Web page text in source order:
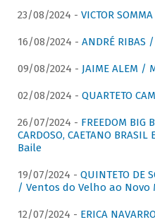
23/08/2024 - VICTOR
16/08/2024 - ANDRÉ
09/08/2024 - JAIME ALEM /
02/08/2024 - QUARTETO
26/07/2024 - FREEDOM BIG
CARDOSO, CAETANO
Baile
19/07/2024 - QUINTETO DE
/ Ventos do Velho ao Novo
12/07/2024 - ERICA